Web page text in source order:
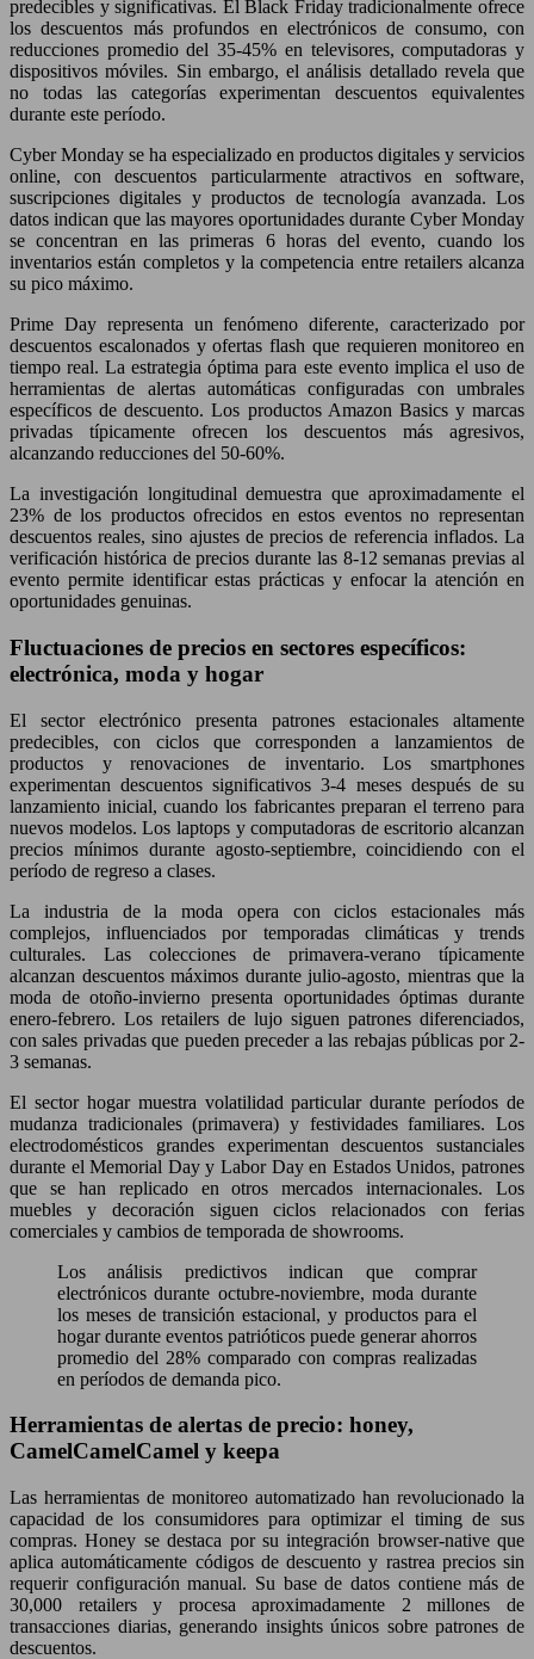
predecibles y significativas. El Black Friday tradicionalmente ofrece
los descuentos más profundos en electrónicos de consumo, con
reducciones promedio del 35-45% en televisores, computadoras y
dispositivos móviles. Sin embargo, el análisis detallado revela que
no todas las categorías experimentan descuentos equivalentes
durante este período.
Cyber Monday se ha especializado en productos digitales y servicios
online, con descuentos particularmente atractivos en software,
suscripciones digitales y productos de tecnología avanzada. Los
datos indican que las mayores oportunidades durante Cyber Monday
se concentran en las primeras 6 horas del evento, cuando los
inventarios están completos y la competencia entre retailers alcanza
su pico máximo.
Prime Day representa un fenómeno diferente, caracterizado por
descuentos escalonados y ofertas flash que requieren monitoreo en
tiempo real. La estrategia óptima para este evento implica el uso de
herramientas de alertas automáticas configuradas con umbrales
específicos de descuento. Los productos Amazon Basics y marcas
privadas típicamente ofrecen los descuentos más agresivos,
alcanzando reducciones del 50-60%.
La investigación longitudinal demuestra que aproximadamente el
23% de los productos ofrecidos en estos eventos no representan
descuentos reales, sino ajustes de precios de referencia inflados. La
verificación histórica de precios durante las 8-12 semanas previas al
evento permite identificar estas prácticas y enfocar la atención en
oportunidades genuinas.
Fluctuaciones de precios en sectores específicos:
electrónica, moda y hogar
El sector electrónico presenta patrones estacionales altamente
predecibles, con ciclos que corresponden a lanzamientos de
productos y renovaciones de inventario. Los smartphones
experimentan descuentos significativos 3-4 meses después de su
lanzamiento inicial, cuando los fabricantes preparan el terreno para
nuevos modelos. Los laptops y computadoras de escritorio alcanzan
precios mínimos durante agosto-septiembre, coincidiendo con el
período de regreso a clases.
La industria de la moda opera con ciclos estacionales más
complejos, influenciados por temporadas climáticas y trends
culturales. Las colecciones de primavera-verano típicamente
alcanzan descuentos máximos durante julio-agosto, mientras que la
moda de otoño-invierno presenta oportunidades óptimas durante
enero-febrero. Los retailers de lujo siguen patrones diferenciados,
con sales privadas que pueden preceder a las rebajas públicas por 2-
3 semanas.
El sector hogar muestra volatilidad particular durante períodos de
mudanza tradicionales (primavera) y festividades familiares. Los
electrodomésticos grandes experimentan descuentos sustanciales
durante el Memorial Day y Labor Day en Estados Unidos, patrones
que se han replicado en otros mercados internacionales. Los
muebles y decoración siguen ciclos relacionados con ferias
comerciales y cambios de temporada de showrooms.
Los análisis predictivos indican que comprar
electrónicos durante octubre-noviembre, moda durante
los meses de transición estacional, y productos para el
hogar durante eventos patrióticos puede generar ahorros
promedio del 28% comparado con compras realizadas
en períodos de demanda pico.
Herramientas de alertas de precio: honey,
CamelCamelCamel y keepa
Las herramientas de monitoreo automatizado han revolucionado la
capacidad de los consumidores para optimizar el timing de sus
compras. Honey se destaca por su integración browser-native que
aplica automáticamente códigos de descuento y rastrea precios sin
requerir configuración manual. Su base de datos contiene más de
30,000 retailers y procesa aproximadamente 2 millones de
transacciones diarias, generando insights únicos sobre patrones de
descuentos.